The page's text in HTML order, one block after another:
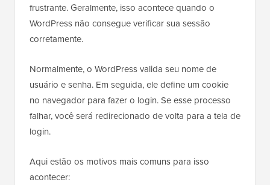
frustrante. Geralmente, isso acontece quando o
WordPress não consegue verificar sua sessão
corretamente.
Normalmente, o WordPress valida seu nome de
usuário e senha. Em seguida, ele define um cookie
no navegador para fazer o login. Se esse processo
falhar, você será redirecionado de volta para a tela de
login.
Aqui estão os motivos mais comuns para isso
acontecer: